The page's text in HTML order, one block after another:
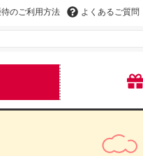
のご利用方法 よくあるご質問